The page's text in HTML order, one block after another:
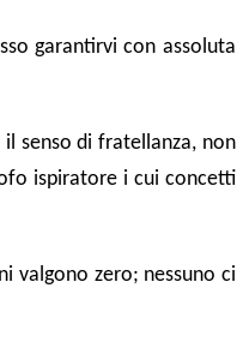
garantirvi con assoluta
senso di fratellanza, non
ispiratore i cui concetti
valgono zero; nessuno ci